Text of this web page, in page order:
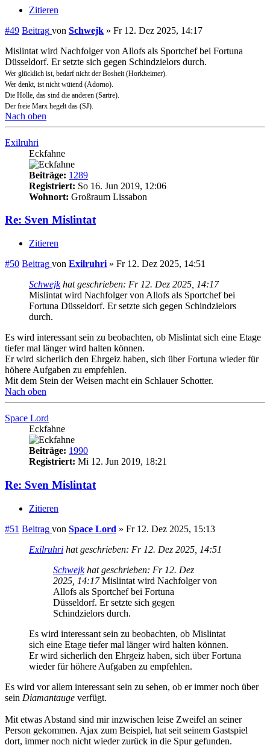
Zitieren
#49 Beitrag von Schwejk » Fr 12. Dez 2025, 14:17
Mislintat wird Nachfolger von Allofs als Sportchef bei Fortuna
Düsseldorf. Er setzte sich gegen Schindzielors durch.
Wer glücklich ist, bedarf nicht der Bosheit (Horkheimer).
Wer denkt, ist nicht wütend (Adorno).
Die Hölle, das sind die anderen (Sartre).
Der freie Marx hegelt das (SJ).
Nach oben
Exilruhri
Eckfahne
Beiträge: 1289
Registriert: So 16. Jun 2019, 12:06
Wohnort: Großraum Lissabon
Re: Sven Mislintat
Zitieren
#50 Beitrag von Exilruhri » Fr 12. Dez 2025, 14:51
Schwejkhat geschrieben: Fr 12. Dez 2025, 14:17
Mislintat wird Nachfolger von Allofs als Sportchef bei
Fortuna Düsseldorf. Er setzte sich gegen Schindzielors
durch.
Es wird interessant sein zu beobachten, ob Mislintat sich eine Etage
tiefer mal länger wird halten können.
Er wird sicherlich den Ehrgeiz haben, sich über Fortuna wieder für
höhere Aufgaben zu empfehlen.
Mit dem Stein der Weisen macht ein Schlauer Schotter.
Nach oben
Space Lord
Eckfahne
Beiträge: 1990
Registriert: Mi 12. Jun 2019, 18:21
Re: Sven Mislintat
Zitieren
#51 Beitrag von Space Lord » Fr 12. Dez 2025, 15:13
Exilruhri hat geschrieben: Fr 12. Dez 2025, 14:51
Schwejkhat geschrieben: Fr 12. Dez
2025, 14:17Mislintat wird Nachfolger von
Allofs als Sportchef bei Fortuna
Düsseldorf. Er setzte sich gegen
Schindzielors durch.
Es wird interessant sein zu beobachten, ob Mislintat
sich eine Etage tiefer mal länger wird halten können.
Er wird sicherlich den Ehrgeiz haben, sich über Fortuna
wieder für höhere Aufgaben zu empfehlen.
Es wird vor allem interessant sein zu sehen, ob er immer noch über
sein Diamantauge verfügt.
Mit etwas Abstand sind mir inzwischen leise Zweifel an seiner
Person gekommen. Ajax zum Beispiel, hat seit seinem Gastspiel
dort, immer noch nicht wieder zurück in die Spur gefunden.